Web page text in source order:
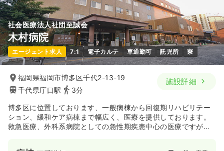
夜勤のみ（パート） 一時募集休止
給与 1.0万円〜/回
時間 16:50～9:00（休憩150分）
気になる 詳細を見る
社会医療法人社団至誠会
木村病院
エージェント求人 7:1 電子カルテ 車通勤可 託児所 寮
福岡県福岡市博多区千代2-13-19
千代県庁口駅
3分
施設詳細
博多区に位置しております、一般病棟から回復期リハビリテー
ション、緩和ケア病棟まで幅広く、医療を提供しております。
救急医療、外科系病院としての急性期疾患中心の医療ですが、